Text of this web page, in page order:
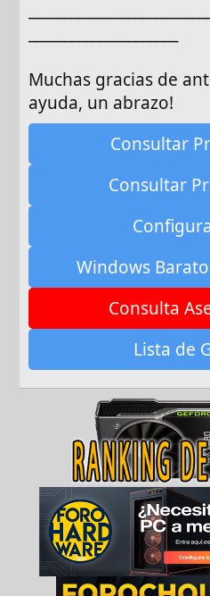
Muchas gracias de
ayuda, un abrazo!
Consultar
Consultar
Windows
Consulta
Lista de